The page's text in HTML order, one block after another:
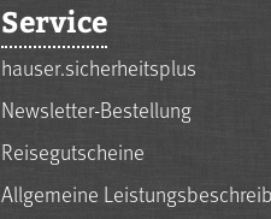
Service
hauser.sicherheitsplus
Newsletter-Bestellung
Reisegutscheine
Allgemeine